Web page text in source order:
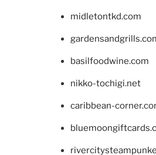
midletontkd.com
basilfoodwine.com
nikko-tochigi.net
caribbean-